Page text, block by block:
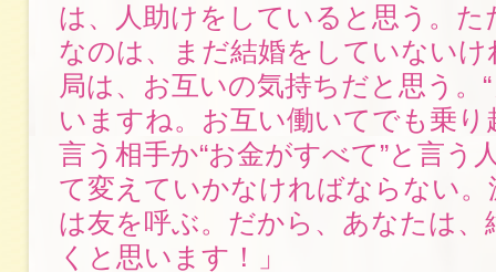
は、人助けをしていると思う。た
なのは、まだ結婚をしていないけ
局は、お互いの気持ちだと思う。
いますね。お互い働いてでも乗り
言う相手か“お金がすべて”と言う
て変えていかなければならない。
は友を呼ぶ。だから、あなたは、
くと思います！」